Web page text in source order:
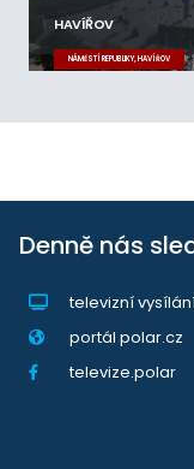
HAVÍŘOV
NÁMĚSTÍ REPUBLIKY, HAVÍŘOV
Denně nás
televizní
portál polar.cz
televize.polar